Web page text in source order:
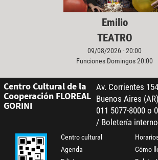
Emilio
TEATRO
09/08/2026 - 20:00
Funciones Domingos 20:00
Centro Cultural de la
Cooperación FLOREAL
GORINI
Av. Corrientes
Buenos Aires
011 5077-8000 o
/ Boletería
Centro cultural
Agenda
Cómo